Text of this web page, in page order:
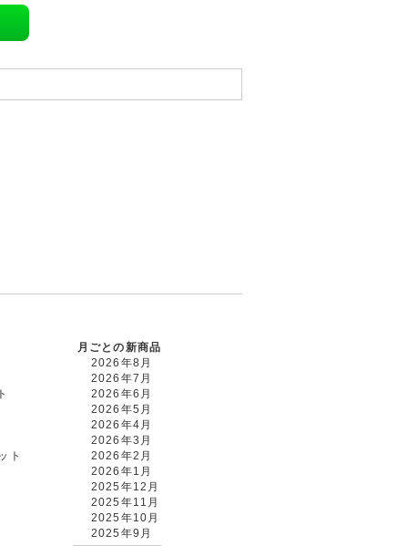
ト
月ごとの新商品
2026年8月
2026年7月
2026年6月
2026年5月
2026年4月
2026年3月
2026年2月
2026年1月
2025年12月
2025年11月
2025年10月
2025年9月